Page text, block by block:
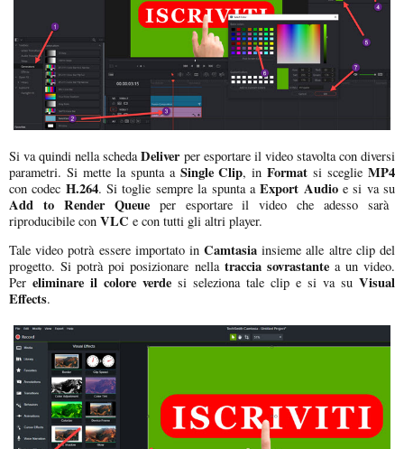
Si va quindi nella schedaDeliverper esportare il video stavolta con diversi
parametri. Si mette la spunta a Single Clip, in Format si sceglieMP4
con codec H.264. Si toglie sempre la spunta aExport Audioe si va su
Add to Render Queueper esportare il video che adesso sarà
riproducibile con VLC e con tutti gli altri player.
Tale video potrà essere importato inCamtasia insieme alle altre clip del
progetto. Si potrà poi posizionare nella traccia sovrastantea un video.
Per eliminare il colore verde si seleziona tale clip e si va su Visual
Effects.